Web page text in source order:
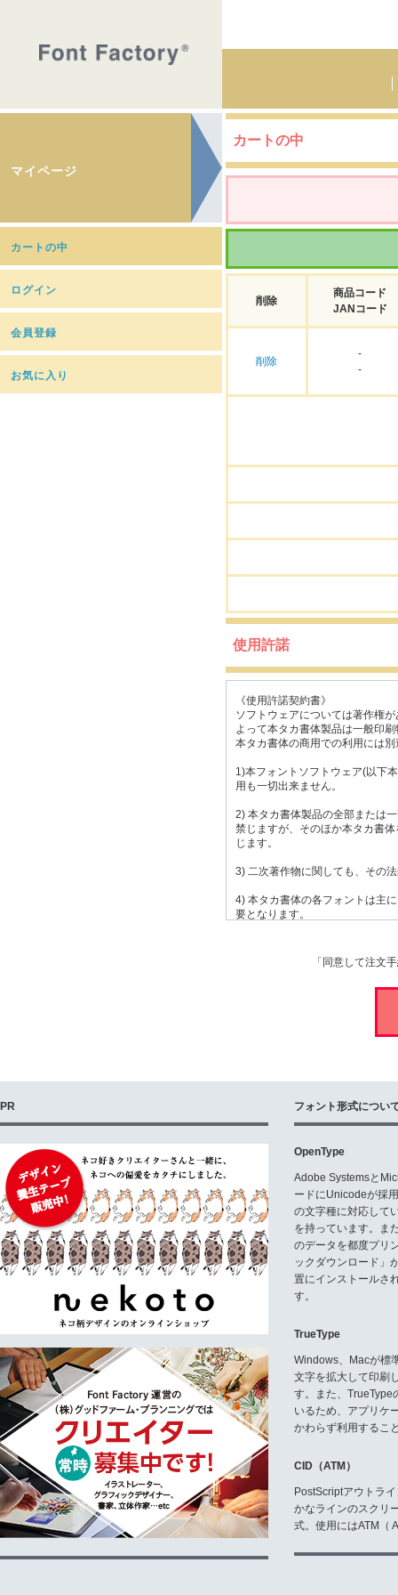
マイページ
カートの中
ログイン
会員登録
お気に入り
カートの中
削除
商品コード
JANコード
削除
-
-
使用許諾
《使用許諾契約書》
ソフトウェアについては著作権
よって本タカ書体製品は一般印
本タカ書体の商用での利用には
1)本フォントソフトウェア(以下
用も一切出来ません。
2) 本タカ書体製品の全部または
禁じますが、そのほか本タカ書
じます。
3) 二次著作物に関しても、その
4) 本タカ書体の各フォントは主
要となります。
同じく、本タカ書体のフォント
( 但し、「タカ悠シリーズ=書体
いずれも、ご使用の場合は速や
但し、なお希望される場合は状
6) 本タカ書体のうち角系フォン
ん。同じく本タカ書体のうち丸
出来ません。又、本タカ書体の
とも一切出来ません。
7) 本タカ書体製品の全部または
とは著作権侵害となりますので
8) 本タカ書体製品は通常の使用
品購入後30日以内に弊社宛に返
9) 本タカ書体製品の保証は、上
こと、さらに本タカ書体製品使
《使用契約を必要とする主なもの
●放送での使用〈TV番組タイト
●各種ゲームソフト
●DVD、ビデオ〈個人使用はOK
●各種ロゴタイプとしての使用/
社名、団体名、店名・屋号、商
ム・CD・DVDなどの著作物の
ず、サービスやキャラクター等
●各種彫刻製品、看板、表札等で
●紙以外の素材、布・革類での各
●映画タイトルなど、映画での各
●電子書籍、ほかデジタルデータ
●WEB上での使用〈個人及び自
●携帯コンテンツでの使用ほか
「同意して注文
PR フォント形式につい
OpenType
Adobe Systemsと
ードにUnicodeが採
の文字種に対応して
を持っています。ま
のデータを都度プリ
ックダウンロード」
置にインストールさ
す。
TrueType
Windows、Macが標
文字を拡大して印刷
す。また、TrueType
いるため、アプリケ
かわらず利用するこ
CID（ATM）
PostScriptアウトラ
かなラインのスクリ
式。使用にはATM（